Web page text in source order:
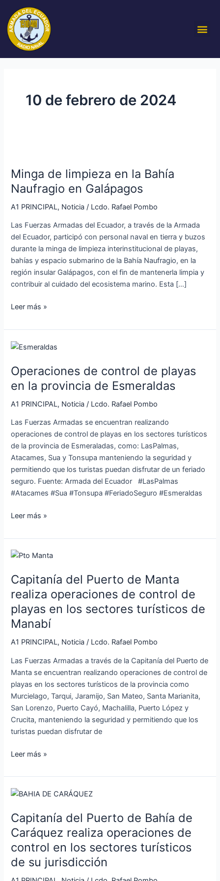
contenido
10 de febrero de 2024
Minga de limpieza en la Bahía
Naufragio en Galápagos
A1 PRINCIPAL, Noticia / Lcdo. Rafael Pombo
Las Fuerzas Armadas del Ecuador, a través de la Armada
del Ecuador, participó con personal naval en tierra y buzos
durante la minga de limpieza interinstitucional de playas,
bahías y espacio submarino de la Bahía Naufragio, en la
región insular Galápagos, con el fin de mantenerla limpia y
contribuir al cuidado del ecosistema marino. Esta […]
limpieza
en
Bahía
Naufragio
en
Galápagos
Leer más »
Operaciones de control de playas
en la provincia de Esmeraldas
A1 PRINCIPAL, Noticia / Lcdo. Rafael Pombo
Las Fuerzas Armadas se encuentran realizando
operaciones de control de playas en los sectores turísticos
de la provincia de Esmeraladas, como: LasPalmas,
Atacames, Sua y Tonsupa manteniendo la seguridad y
permitiendo que los turistas puedan disfrutar de un feriado
seguro. Fuente: Armada del Ecuador #LasPalmas
#Atacames #Sua #Tonsupa #FeriadoSeguro #Esmeraldas
Operaciones
control
de
playas
en
de
Esmeraldas
Leer más »
Capitanía del Puerto de Manta
realiza operaciones de control de
playas en los sectores turísticos de
Manabí
A1 PRINCIPAL, Noticia / Lcdo. Rafael Pombo
Las Fuerzas Armadas a través de la Capitanía del Puerto de
Manta se encuentran realizando operaciones de control de
playas en los sectores turísticos de la provincia como
Murcielago, Tarqui, Jaramijo, San Mateo, Santa Marianita,
San Lorenzo, Puerto Cayó, Machalilla, Puerto López y
Crucita, manteniendo la seguridad y permitiendo que los
turistas puedan disfrutar de
Capitanía
Puerto
de
realiza
operaciones
de
de
playas
en
los
sectores
turísticos
de
Leer más »
Capitanía del Puerto de Bahía de
Caráquez realiza operaciones de
control en los sectores turísticos
de su jurisdicción
Capitanía
Puerto
de
Bahía
de
Caráquez
realiza